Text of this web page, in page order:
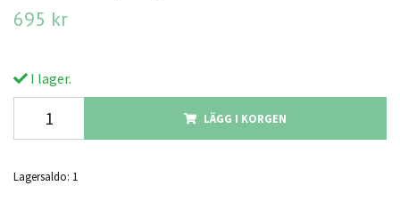
695 kr
I lager.
LÄGG I KORGEN
Lagersaldo: 1